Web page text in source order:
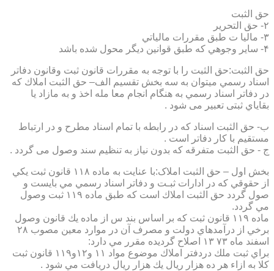
حق الثبت
۲- حق التحرير
۳- ماليا ت طبق مقررات مالياتي
۴- ساير وجوهي كه طبق قوانين ديگر محول شده باشد
حق الثبت:حق الثبت را با توجه به مقررات قانون ثبت وقانون دفاتر
اسناد رسمي ميتوان به سه بخش تقسيم الف– حق الثبت املاك كه
در دفاتر اسناد رسمي به هنگام انجام معا مله اخذ و به مازاد يا
بقاياي ثبتی تعبیر می شود .
ب- حق الثبت اسناد كه در رابطه با تمام اسناد مطرح و در ارتباط
مستقيم با كار دفاتر است .
ج - حق الثبت متفرقه كه بدون نياز به تنظیم سند وصول می گردد .
بخش اول – حق الثبت املاک:با عنايت به ماده ۱۱۸ قانون ثبت يكي
از حقوقي كه در ادارات ثبـت و دفاتر اسناد رسمي مي بايست و
صول گردد حق الثبت املاك است كه طبق ماده ۱۱۹ ثبت وصول
مي گردد.
ماده ۱۱۹ قانون ثبت كه بر اساس بند س از ماده يك قانون وصول
برخي از درآمدهاي دولت و مصرف آن در موارد معين مصوب ۲۸
اسفند ماه ۷۳ ۱۳ اصلاح گرديده مقرر مي دارد:
براي ثبت ملك دردفتر املاك موضوع مواد ۱۱ و۱۲و۱۱۹ قانون ثبت
كلا به ازاء هر ده هزار ريال يك هزار ريال دريافت مي شود .